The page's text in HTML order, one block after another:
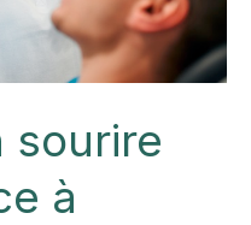
sourire
à